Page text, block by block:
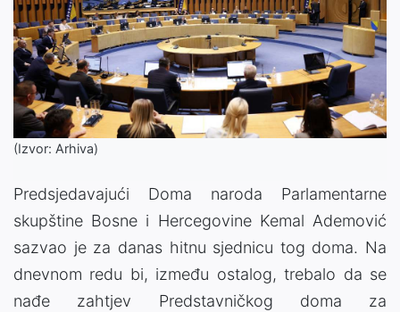
(Izvor: Arhiva)
Predsjedavajući Doma naroda Parlamentarne
skupštine Bosne i Hercegovine Kemal Ademović
sazvao je za danas hitnu sjednicu tog doma. Na
dnevnom redu bi, između ostalog, trebalo da se
nađe zahtjev Predstavničkog doma za